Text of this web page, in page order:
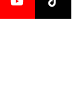
YouTubeTikTok